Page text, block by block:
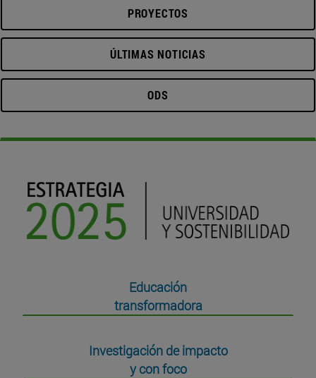
PROYECTOS
ÚLTIMAS NOTICIAS
ODS
Educación
transformadora
Investigación de impacto
y con foco